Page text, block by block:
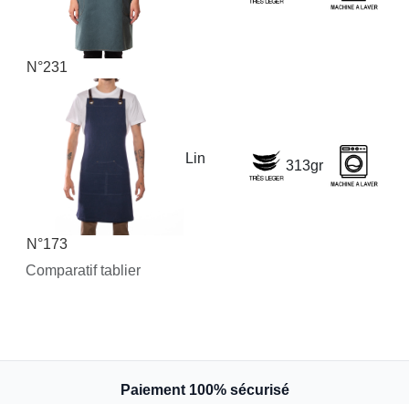
Comparatif tablier
N°231
N°173
Lin 313gr
Paiement 100% sécurisé